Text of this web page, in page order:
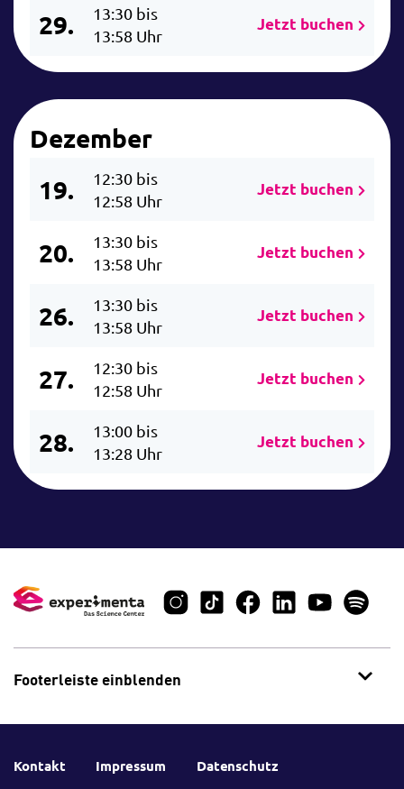
29.
13:30 bis
13:58 Uhr
Jetzt buchen
Dezember
19.
12:30 bis
12:58 Uhr
Jetzt buchen
20.
13:30 bis
13:58 Uhr
Jetzt buchen
26.
13:30 bis
13:58 Uhr
Jetzt buchen
27.
12:30 bis
12:58 Uhr
Jetzt buchen
28.
13:00 bis
13:28 Uhr
Jetzt buchen
Footerleiste einblenden
Kontakt Impressum Datenschutz